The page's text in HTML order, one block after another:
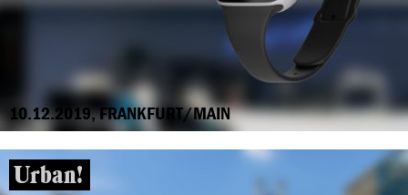
10.12.2019, FRANKFURT/MAIN
Urban!